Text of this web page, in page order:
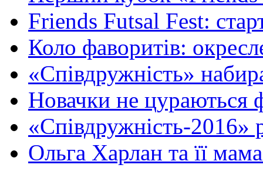
Friends Futsal Fest:
Коло фаворитів:
«Співдружність»
Новачки не цураються
«Співдружність-2016»
Ольга Харлан та її